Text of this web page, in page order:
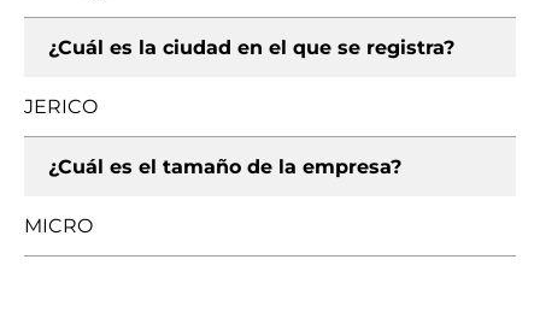
¿Cuál es la ciudad en el que se registra?
JERICO
¿Cuál es el tamaño de la empresa?
MICRO